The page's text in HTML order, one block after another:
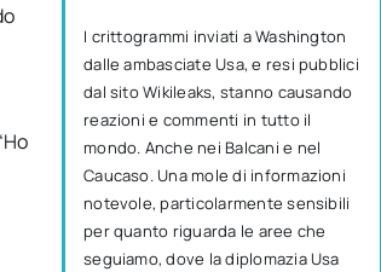
I crittogrammi inviati a Washington
dalle ambasciate Usa, e resi pubblici
dal sito Wikileaks, stanno causando
reazioni e commenti in tutto il
mondo. Anche nei Balcani e nel
Caucaso. Una mole di informazioni
notevole, particolarmente sensibili
per quanto riguarda le aree che
seguiamo, dove la diplomazia Usa